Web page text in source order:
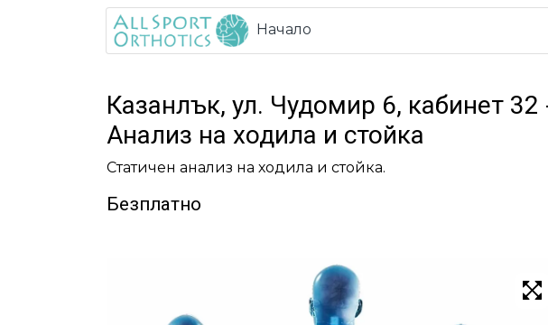
Начало
Казанлък, ул. Чудомир 6, кабинет 32
Анализ на ходила и стойка
Статичен анализ на ходила и стойка.
Безплатно